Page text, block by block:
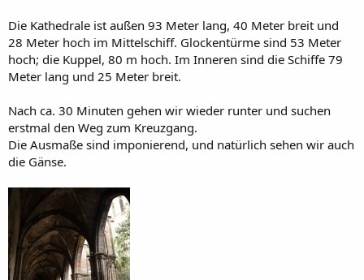
Die Kathedrale ist außen 93 Meter lang, 40 Meter breit und
28 Meter hoch im Mittelschiff. Glockentürme sind 53 Meter
hoch; die Kuppel, 80 m hoch. Im Inneren sind die Schiffe 79
Meter lang und 25 Meter breit.
Nach ca. 30 Minuten gehen wir wieder runter und suchen
erstmal den Weg zum Kreuzgang.
Die Ausmaße sind imponierend, und natürlich sehen wir auch
die Gänse.